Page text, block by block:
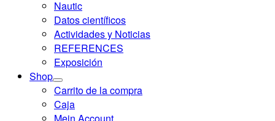
Nautic
Datos científicos
Actividades y Noticias
REFERENCES
Exposición
Shop
Carrito de la compra
Caja